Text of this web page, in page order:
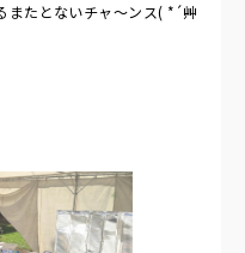
またとないチャ～ンス( *´艸